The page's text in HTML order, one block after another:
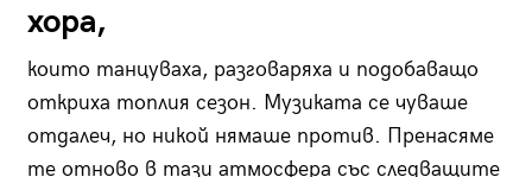
хора,
които танцуваха, разговаряха и подобаващо
откриха топлия сезон. Музиката се чуваше
отдалеч, но никой нямаше против. Пренасяме
те отново в тази атмосфера със следващите